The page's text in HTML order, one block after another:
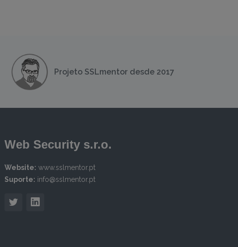
Projeto SSLmentor desde 2017
Web Security s.r.o.
Website: www.sslmentor.pt
Suporte: info@sslmentor.pt